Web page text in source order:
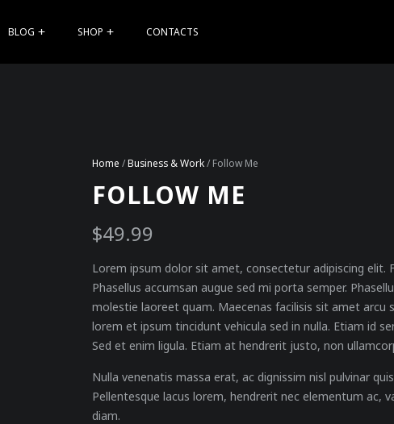
BLOG SHOP CONTACTS
Home /Business & Work/ Follow Me
FOLLOW ME
$49.99
Lorem ipsum dolor sit amet, consectetur adipiscing elit.
Phasellus accumsan augue sed mi porta semper.
molestie laoreet quam. Maecenas facilisis sit amet arcu
lorem et ipsum tincidunt vehicula sed in nulla. Etiam id
Sed et enim ligula. Etiam at hendrerit justo, non
Nulla venenatis massa erat, ac dignissim nisl pulvinar
Pellentesque lacus lorem, hendrerit nec elementum ac,
diam.